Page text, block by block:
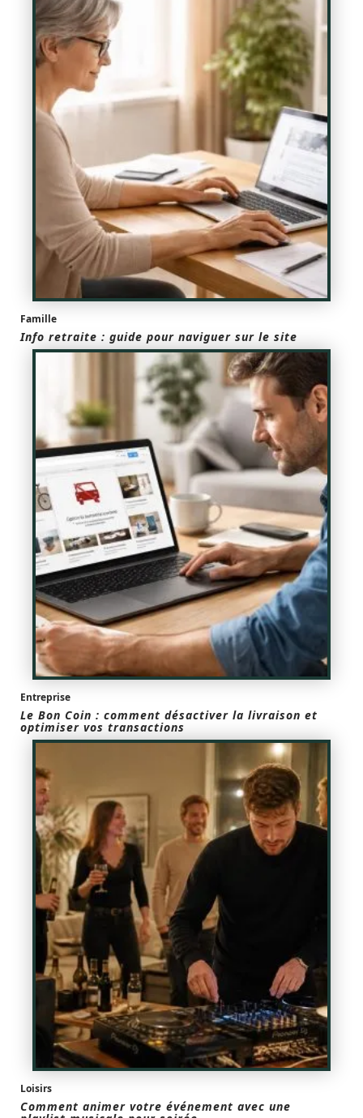
Famille
Info retraite : guide pour naviguer sur le site
Entreprise
Le Bon Coin : comment désactiver la livraison et
optimiser vos transactions
Loisirs
Comment animer votre événement avec une